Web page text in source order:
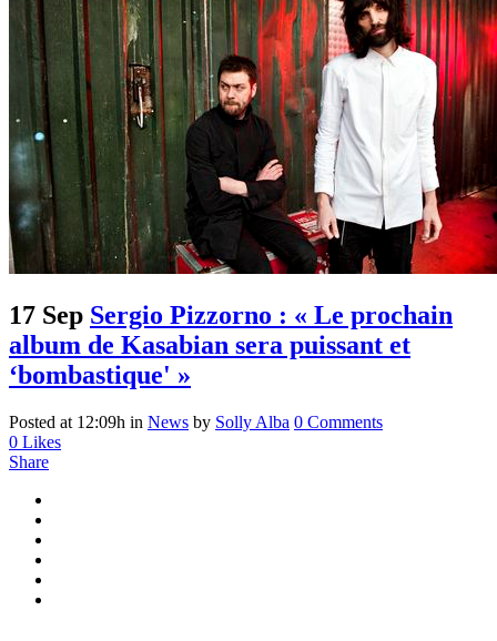
17 Sep Sergio Pizzorno : « Le prochain
album de Kasabian sera puissant et
‘bombastique' »
Posted at 12:09h in News by Solly Alba 0 Comments
0 Likes
Share
...